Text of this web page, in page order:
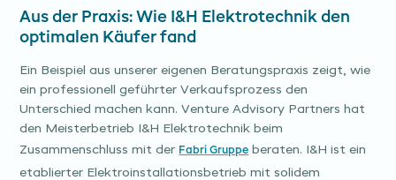
Aus der Praxis: Wie I&H Elektrotechnik den
optimalen Käufer fand
Ein Beispiel aus unserer eigenen Beratungspraxis zeigt, wie
ein professionell geführter Verkaufsprozess den
Unterschied machen kann. Venture Advisory Partners hat
den Meisterbetrieb I&H Elektrotechnik beim
Zusammenschluss mit der Fabri Gruppe beraten. I&H ist ein
etablierter Elektroinstallationsbetrieb mit solidem